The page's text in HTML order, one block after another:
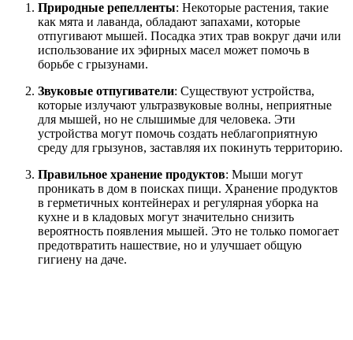
Природные репелленты: Некоторые растения, такие
как мята и лаванда, обладают запахами, которые
отпугивают мышей. Посадка этих трав вокруг дачи или
использование их эфирных масел может помочь в
борьбе с грызунами.
Звуковые отпугиватели: Существуют устройства,
которые излучают ультразвуковые волны, неприятные
для мышей, но не слышимые для человека. Эти
устройства могут помочь создать неблагоприятную
среду для грызунов, заставляя их покинуть территорию.
Правильное хранение продуктов: Мыши могут
проникать в дом в поисках пищи. Хранение продуктов
в герметичных контейнерах и регулярная уборка на
кухне и в кладовых могут значительно снизить
вероятность появления мышей. Это не только помогает
предотвратить нашествие, но и улучшает общую
гигиену на даче.